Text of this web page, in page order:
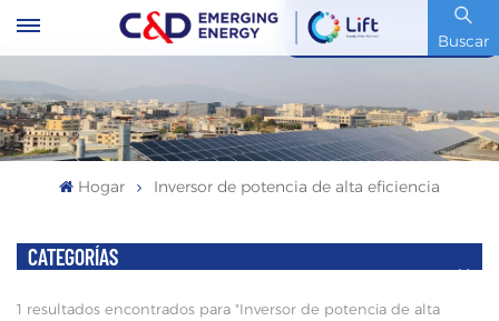
Buscar
Código De Stock : 600153.SH
Hogar Inversor de potencia de alta eficiencia
CATEGORÍAS
1 resultados encontrados para "Inversor de potencia de alta